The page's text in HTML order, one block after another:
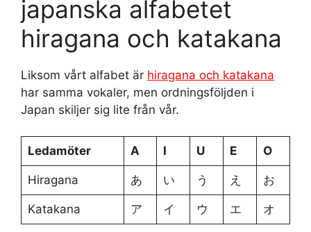
japanska alfabetet
hiragana och katakana
Liksom vårt alfabet är hiragana och katakana
har samma vokaler, men ordningsföljden i
Japan skiljer sig lite från vår.
Ledamöter A I U E O
Hiragana あ い う え お
Katakana ア イ ウ エ オ